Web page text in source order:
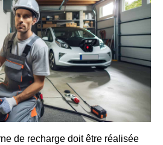
de recharge doit être réalisée